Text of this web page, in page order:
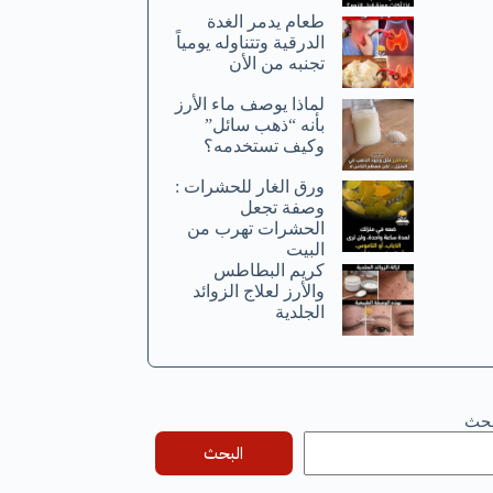
طعام يدمر الغدة
الدرقية وتتناوله يومياً
تجنبه من الأن
لماذا يوصف ماء الأرز
بأنه “ذهب سائل”
وكيف تستخدمه؟
ورق الغار للحشرات :
وصفة تجعل
الحشرات تهرب من
البيت
كريم البطاطس
والأرز لعلاج الزوائد
الجلدية
البحث